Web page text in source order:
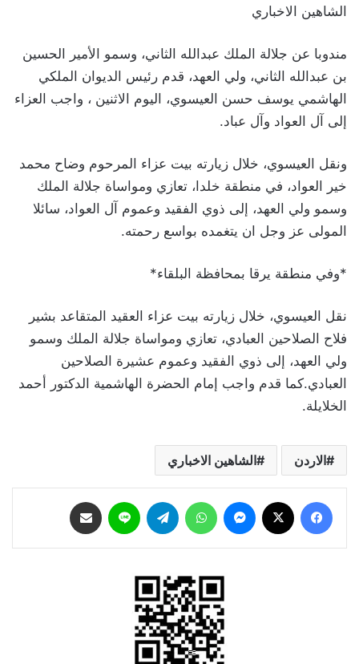
الشاهين الاخباري
مندوبا عن جلالة الملك عبدالله الثاني، وسمو الأمير الحسين
بن عبدالله الثاني، ولي العهد، قدم رئيس الديوان الملكي
الهاشمي يوسف حسن العيسوي، اليوم الاثنين ، واجب العزاء
إلى آل العواد وآل عباد.
ونقل العيسوي، خلال زيارته بيت عزاء المرحوم وضاح محمد
خير العواد، في منطقة خلدا، تعازي ومواساة جلالة الملك
وسمو ولي العهد، إلى ذوي الفقيد وعموم آل العواد، سائلا
المولى عز وجل ان يتغمده بواسع رحمته.
*وفي منطقة يرقا بمحافظة البلقاء*
نقل العيسوي، خلال زيارته بيت عزاء العقيد المتقاعد بشير
فلاح الصلاحين العبادي، تعازي ومواساة جلالة الملك وسمو
ولي العهد، إلى ذوي الفقيد وعموم عشيرة الصلاحين
العبادي.كما قدم واجب إمام الحضرة الهاشمية الدكتور أحمد
الخلايلة.
الاردن الشاهين الاخباري
فيسبوك ماسنجر واتساب تيلقرام لاين